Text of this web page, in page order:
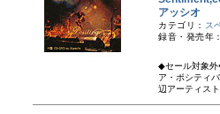
アッシオ
カテゴリ： ス
録音・発売年
◆セール対象外
ア・ポシティ
辺アーティス